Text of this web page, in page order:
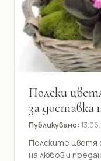
Полски
за доставка
Публикувано:
Полските цветя
на любов и